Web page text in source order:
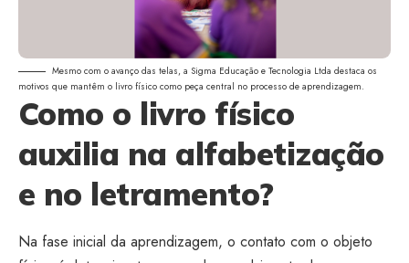
Mesmo com o avanço das telas, a Sigma Educação e Tecnologia Ltda destaca os
motivos que mantêm o livro físico como peça central no processo de aprendizagem.
Como o livro físico
auxilia na alfabetização
e no letramento?
Na fase inicial da aprendizagem, o contato com o objeto